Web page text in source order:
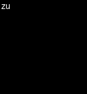
zu